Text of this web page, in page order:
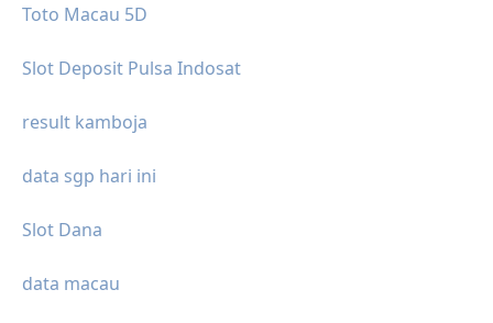
Toto Macau 5D
Slot Deposit Pulsa Indosat
result kamboja
data sgp hari ini
Slot Dana
data macau